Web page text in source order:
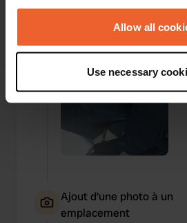
any time from the Cookie
the Privacy trigger icon.
Collect information about your
which can be accurate to
specific characteristics
Find out more about how your
We use cookies to personalise
provide social media features and
Allow all
Use necessary
Ajout d'une photo à un
emplacement